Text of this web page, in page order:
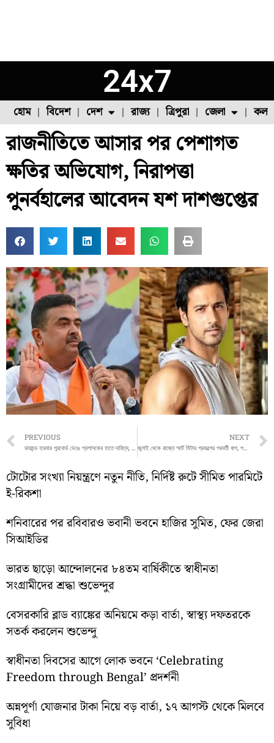
24x7
হোম বিদেশ দেশ
ফুল চাষ ফল চাষ মাছ চাষ
রাজ্য ত্রিপুরা জেলা
উত্তর ২৪ পরগনা
রাজনীতিতে আসার পর পেশাগত
ক্ষতির অভিযোগ, নিরাপত্তা
পুনর্বহালের আবেদন যশ দাশগুপ্তের
Prev
PREVIOUS
ডায়মন্ড হারবার পুরবোর্ড ভেঙে প্রশাসকের হাতে দায়িত্ব, রাজনৈতিক মহলে জোর চর্চা
NEXT
জুলাই থেকে রাজ্যে স্মার্ট মিটার প্রকল্পের পরবর্তী ধাপ, পরিষেবার আওতায় আসবেন প্রায় ২ কোটি বিদ্যুৎ গ্রাহক
টোটোর সংখ্যা নিয়ন্ত্রণে নতুন নীতি, নির্দিষ্ট রুটে সীমিত পারমিটে
ই-রিকশা
শনিবারের পর রবিবারও ভবানী ভবনে হাজির সুমিত, ফের জেরা
সিআইডির
ভারত ছাড়ো আন্দোলনের ৮৪তম বার্ষিকীতে স্বাধীনতা
সংগ্রামীদের শ্রদ্ধা শুভেন্দুর
বেসরকারি ব্লাড ব্যাঙ্কের অনিয়মে কড়া বার্তা, স্বাস্থ্য দফতরকে
সতর্ক করলেন শুভেন্দু
স্বাধীনতা দিবসের আগে লোক ভবনে ‘Celebrating
Freedom through Bengal’ প্রদর্শনী
অন্নপূর্ণা যোজনার টাকা নিয়ে বড় বার্তা, ১৭ আগস্ট থেকে মিলবে
সুবিধা